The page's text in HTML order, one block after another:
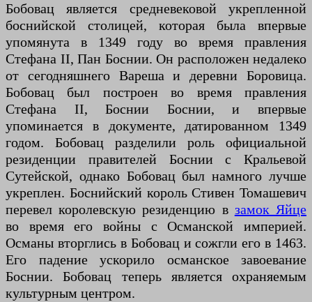
Бобовац является средневековой укрепленной
боснийской столицей, которая была впервые
упомянута в 1349 году во время правления
Стефана II, Пан Боснии. Он расположен недалеко
от сегодняшнего Вареша и деревни Боровица.
Бобовац был построен во время правления
Стефана II, Боснии Боснии, и впервые
упоминается в документе, датированном 1349
годом. Бобовац разделили роль официальной
резиденции правителей Боснии с Кральевой
Сутейской, однако Бобовац был намного лучше
укреплен. Боснийский король Стивен Томашевич
перевел королевскую резиденцию в замок Яйце
во время его войны с Османской империей.
Османы вторглись в Бобовац и сожгли его в 1463.
Его падение ускорило османское завоевание
Боснии. Бобовац теперь является охраняемым
культурным центром.